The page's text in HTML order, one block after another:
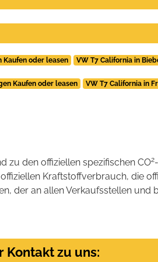
Kaufen oder leasen VW T7 California in
Kaufen oder leasen VW T7 California in
zu den offiziellen spezifischen CO2
Kraftstoffverbrauch, die
der an allen Verkaufsstellen und
Kontakt zu uns: